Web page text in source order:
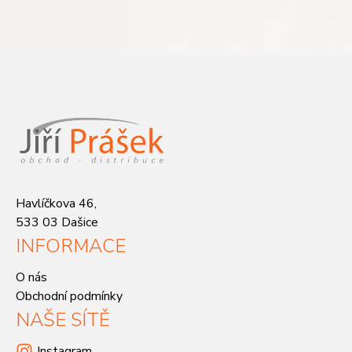
Havlíčkova 46,
533 03 Dašice
INFORMACE
O nás
Obchodní podmínky
NAŠE SÍTĚ